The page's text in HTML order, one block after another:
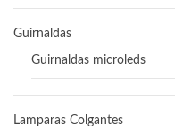
Guirnaldas
Guirnaldas microleds
Lamparas Colgantes